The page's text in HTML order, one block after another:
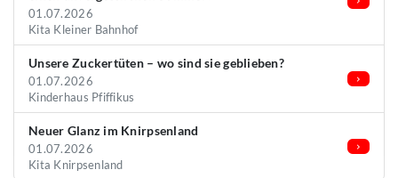
01.07.2026
Kita Kleiner Bahnhof
Unsere Zuckertüten – wo sind sie geblieben?
01.07.2026
Kinderhaus Pfiffikus
Neuer Glanz im Knirpsenland
01.07.2026
Kita Knirpsenland